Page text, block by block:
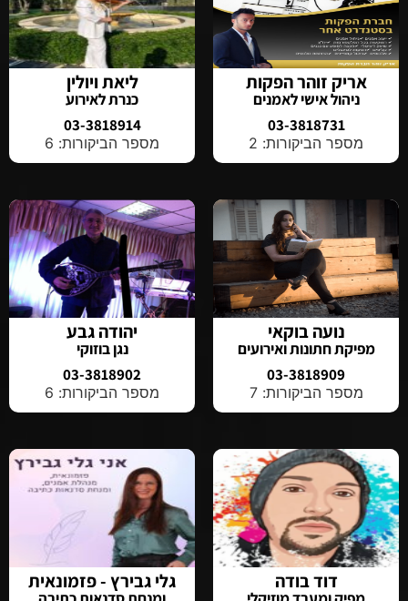
אריק זוהר הפקות
ניהול אישי לאמנים
03-3818731
מספר הביקורות: 2
ליאת ויולין
כנרת לאירוע
03-3818914
מספר הביקורות: 6
נועה בוקאי
מפיקת חתונות ואירועים
03-3818909
מספר הביקורות: 7
יהודה גבע
נגן בוזוקי
03-3818902
מספר הביקורות: 6
דוד בודה גלי גבירץ - פזמונאית